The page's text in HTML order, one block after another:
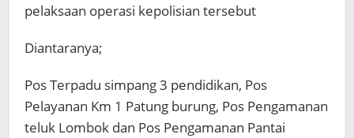
pelaksaan operasi kepolisian tersebut
Diantaranya;
Pos Terpadu simpang 3 pendidikan, Pos
Pelayanan Km 1 Patung burung, Pos Pengamanan
teluk Lombok dan Pos Pengamanan Pantai